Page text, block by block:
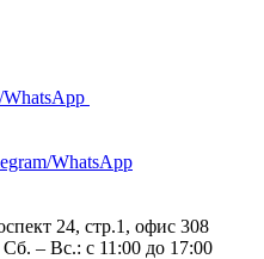
WhatsApp
WhatsApp
24, стр.1, офис 308
– Вс.: с 11:00 до 17:00